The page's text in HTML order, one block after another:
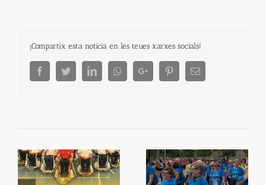
¡Compartix esta notícia en les teues xarxes socials!
FacebookTwitterLinkedInWhatsappGoogle+ PinterestEmail